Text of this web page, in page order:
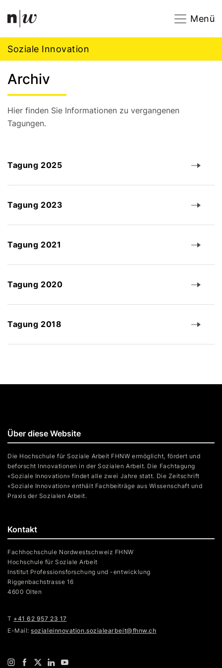
Navigation
Menü
Soziale Innovation
Archiv
Hier finden Sie Informationen zu vergangenen
Tagungen.
Tagung 2025
Tagung 2023
Tagung 2021
Tagung 2020
Tagung 2018
Footer
Kontakt
Fachhochschule Nordwestschweiz FHNW
Hochschule für Soziale Arbeit
Institut Professionsforschung und -entwicklung
Riggenbachstrasse 16
4600 Olten
T +41 62 957 23 17
E-Mail:sozialeinnovation.sozialearbeit@fhnw.ch
Über diese Website
Die Hochschule für Soziale Arbeit FHNW ermöglicht, fördert und
beforscht Innovationen in der Sozialen Arbeit. Die Fachtagung
«Soziale Innovation» findet alle zwei Jahre statt. Die Zeitschrift
«Soziale Innovation» enthält Fachbeiträge aus Wissenschaft und
Praxis der Sozialen Arbeit.